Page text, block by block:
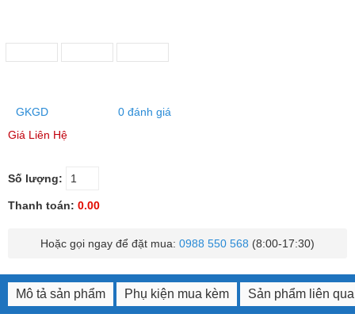
GKGD
0 đánh giá
Giá Liên Hệ
Số lượng:
Thanh toán: 0.00
Hoặc gọi ngay để đặt mua: 0988 550 568 (8:00-17:30)
Mô tả sản phẩm Phụ kiện mua kèm Sản phẩm liên